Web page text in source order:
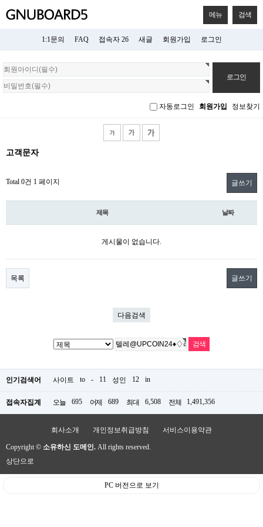
메뉴 검색
1:1문의 FAQ 접속자 26 새글 회원가입 로그인
회
원
로
자동로그인 회원가입 정보찾기
고객문자
Total 0건 1 페이지 글쓰기
제목 날짜
게시물이 없습니다.
목록 글쓰기
다음검색
인기검색어 사이트 to - 11 성인 12 in
접속자집계 오늘 695 어제 689 최대 6,508 전체 1,491,356
회사소개 개인정보취급방침 서비스이용약관
Copyright © 소유하신 도메인. All rights reserved.
상단으로
PC 버전으로 보기